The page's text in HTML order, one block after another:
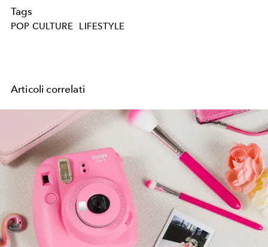
Tags
POP CULTURE LIFESTYLE
Articoli correlati